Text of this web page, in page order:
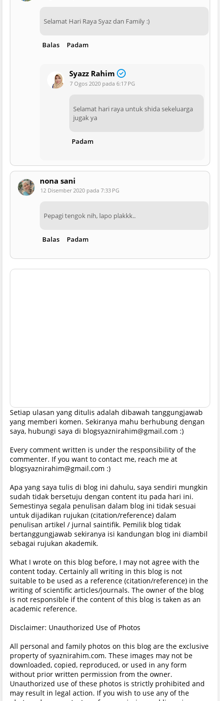
Selamat Hari Raya Syaz dan Family :)
Balas Padam
Syazz Rahim
7 Ogos 2020 pada 6:17 PG
Selamat hari raya untuk shida sekeluarga
jugak ya
Padam
nona sani
12 Disember 2020 pada 7:33 PG
Pepagi tengok nih, lapo plakkk..
Balas Padam
Setiap ulasan yang ditulis adalah dibawah tanggungjawab
yang memberi komen. Sekiranya mahu berhubung dengan
saya, hubungi saya di blogsyaznirahim@gmail.com :)
Every comment written is under the responsibility of the
commenter. If you want to contact me, reach me at
blogsyaznirahim@gmail.com :)
Apa yang saya tulis di blog ini dahulu, saya sendiri mungkin
sudah tidak bersetuju dengan content itu pada hari ini.
Semestinya segala penulisan dalam blog ini tidak sesuai
untuk dijadikan rujukan (citation/reference) dalam
penulisan artikel / jurnal saintifik. Pemilik blog tidak
bertanggungjawab sekiranya isi kandungan blog ini diambil
sebagai rujukan akademik.
What I wrote on this blog before, I may not agree with the
content today. Certainly all writing in this blog is not
suitable to be used as a reference (citation/reference) in the
writing of scientific articles/journals. The owner of the blog
is not responsible if the content of this blog is taken as an
academic reference.
Disclaimer: Unauthorized Use of Photos
All personal and family photos on this blog are the exclusive
property of syaznirahim.com. These images may not be
downloaded, copied, reproduced, or used in any form
without prior written permission from the owner.
Unauthorized use of these photos is strictly prohibited and
may result in legal action. If you wish to use any of the